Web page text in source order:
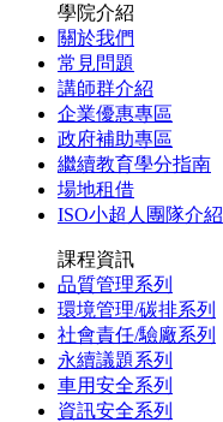
學院介紹
關於我們
常見問題
講師群介紹
企業優惠專區
政府補助專區
繼續教育學分指南
場地租借
ISO小超人團隊介紹
課程資訊
品質管理系列
環境管理/碳排系列
社會責任/驗廠系列
永續議題系列
車用安全系列
資訊安全系列